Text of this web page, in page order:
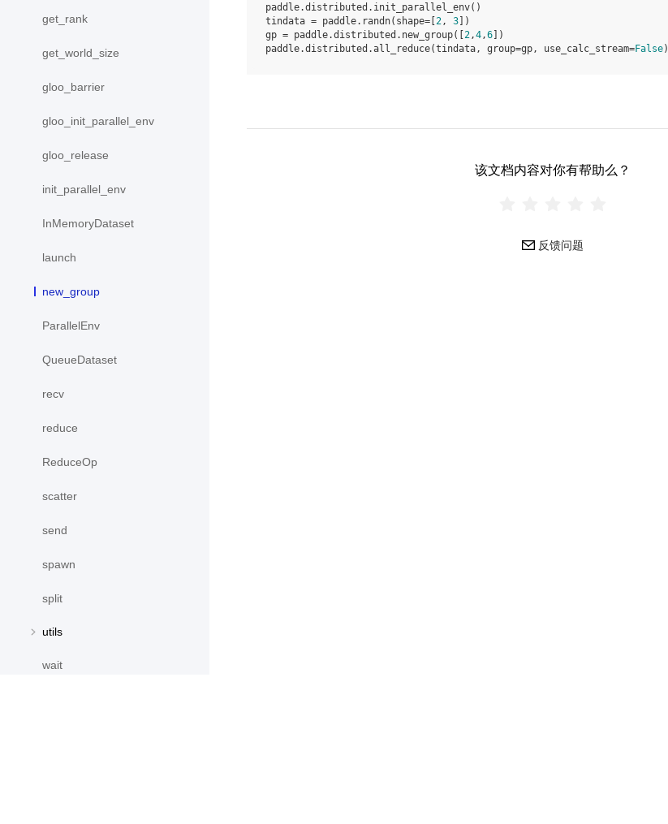
get_rank
get_world_size
gloo_barrier
gloo_init_parallel_env
gloo_release
init_parallel_env
InMemoryDataset
launch
new_group
ParallelEnv
QueueDataset
recv
reduce
ReduceOp
scatter
send
spawn
split
utils
wait
paddle.distributed . init_parallel_env()
tindata = paddle. randn( shape= 2, 3 ])
gp = paddle.distributed . new_group([ 2,4,6 ])
paddle.distributed .all_reduce(tindata, group=gp, use_calc_stream=False)
该文档内容对你有帮助么？
反馈问题